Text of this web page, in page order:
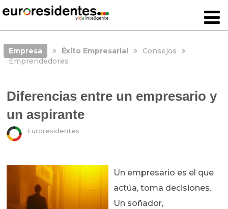
Empresa Éxito Empresarial
Consejos
Emprendedores
Diferencias entre un empresario y
un aspirante
Euroresidentes
Un empresario es el que
actúa, toma decisiones.
Un soñador,